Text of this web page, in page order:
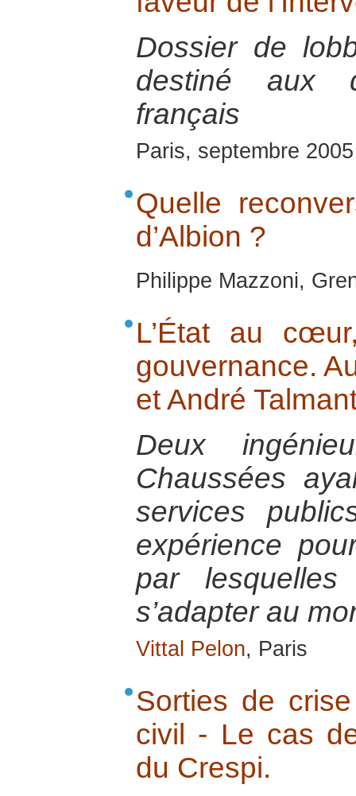
Dossier de
destiné aux
français
Paris, septembre 2005
Quelle
d’Albion ?
Philippe Mazzoni,
L’État au
gouvernance.
et André
Deux
Chaussées
services
expérience
par
s’adapter au
Vittal Pelon, Paris
Sorties de
civil - Le cas
du Crespi.